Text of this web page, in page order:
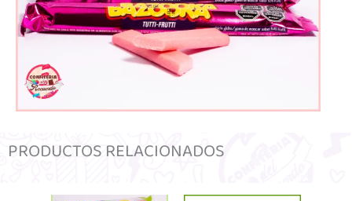
PRODUCTOS RELACIONADOS